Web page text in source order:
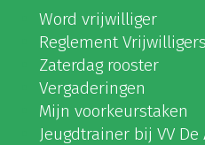
Word vrijwilliger
Reglement Vrijwilligers
Zaterdag rooster
Vergaderingen
Mijn voorkeurstaken
Jeugdtrainer bij VV